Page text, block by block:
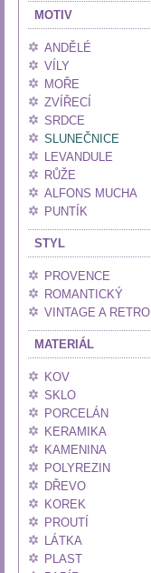
MOTIV
ANDĚLÉ
VÍLY
MOŘE
ZVÍŘECÍ
SRDCE
SLUNEČNICE
LEVANDULE
RŮŽE
ALFONS MUCHA
PUNTÍK
STYL
PROVENCE
ROMANTICKÝ
VINTAGE A RETRO
MATERIÁL
KOV
SKLO
PORCELÁN
KERAMIKA
KAMENINA
POLYREZIN
DŘEVO
KOREK
PROUTÍ
LÁTKA
PLAST